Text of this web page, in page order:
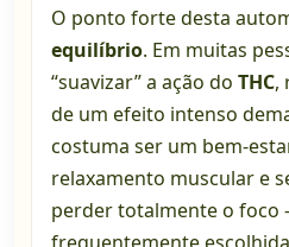
O ponto forte desta
equilíbrio. Em muitas
“suavizar” a ação do THC,
de um efeito intenso
costuma ser um bem-
relaxamento muscular e
perder totalmente o foco